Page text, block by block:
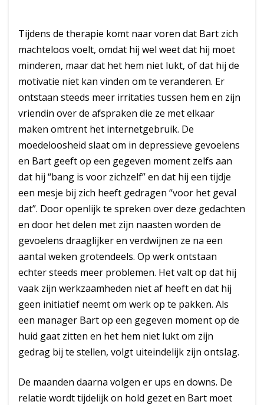
Tijdens de therapie komt naar voren dat Bart zich
machteloos voelt, omdat hij wel weet dat hij moet
minderen, maar dat het hem niet lukt, of dat hij de
motivatie niet kan vinden om te veranderen. Er
ontstaan steeds meer irritaties tussen hem en zijn
vriendin over de afspraken die ze met elkaar
maken omtrent het internetgebruik. De
moedeloosheid slaat om in depressieve gevoelens
en Bart geeft op een gegeven moment zelfs aan
dat hij “bang is voor zichzelf” en dat hij een tijdje
een mesje bij zich heeft gedragen “voor het geval
dat”. Door openlijk te spreken over deze gedachten
en door het delen met zijn naasten worden de
gevoelens draaglijker en verdwijnen ze na een
aantal weken grotendeels. Op werk ontstaan
echter steeds meer problemen. Het valt op dat hij
vaak zijn werkzaamheden niet af heeft en dat hij
geen initiatief neemt om werk op te pakken. Als
een manager Bart op een gegeven moment op de
huid gaat zitten en het hem niet lukt om zijn
gedrag bij te stellen, volgt uiteindelijk zijn ontslag.
De maanden daarna volgen er ups en downs. De
relatie wordt tijdelijk on hold gezet en Bart moet